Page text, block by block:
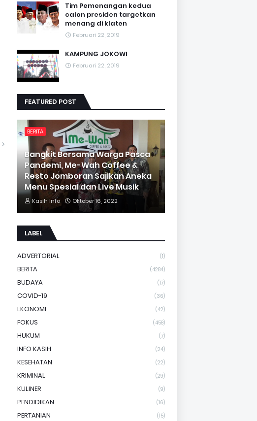
Tim Pemenangan kedua
calon presiden targetkan
menang di klaten
Februari 22, 2019
KAMPUNG JOKOWI
Februari 22, 2019
FEATURED POST
BERITA
Bangkit Bersama Warga Pasca
Pandemi, Me-Wah Coffee &
Resto Jomboran Sajikan Aneka
Menu Spesial dan Live Musik
Kasih Info Oktober 16, 2022
LABEL
ADVERTORIAL (1)
BERITA (4284)
BUDAYA (17)
COVID-19 (36)
EKONOMI (42)
FOKUS (458)
HUKUM (7)
INFO KASIH (24)
KESEHATAN (22)
KRIMINAL (29)
KULINER (9)
PENDIDIKAN (16)
PERTANIAN (15)